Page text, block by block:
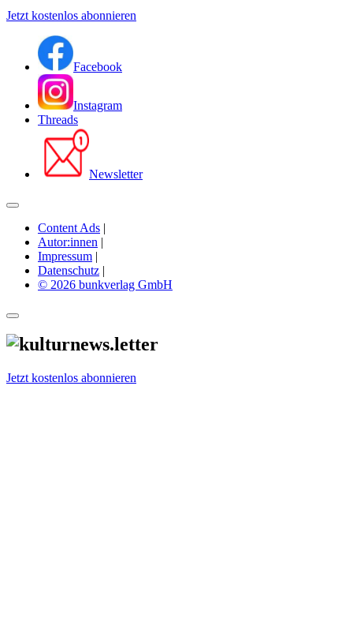
Jetzt kostenlos abonnieren
Facebook
Instagram
Threads
Newsletter
Content Ads |
Autor:innen |
Impressum |
Datenschutz |
© 2026 bunkverlag GmbH
Jetzt kostenlos abonnieren